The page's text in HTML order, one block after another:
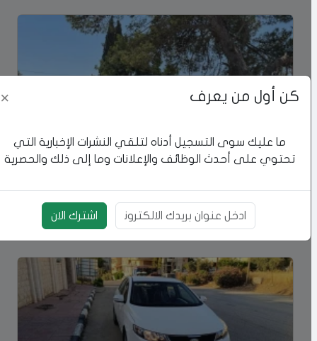
سعر غير محدد
كن أول من يعرف ×
ما عليك سوى التسجيل أدناه لتلقي النشرات الإخبارية التي
تحتوي على أحدث الوظائف والإعلانات وما إلى ذلك والحصرية
بريد الالكتروني
اشترك الان